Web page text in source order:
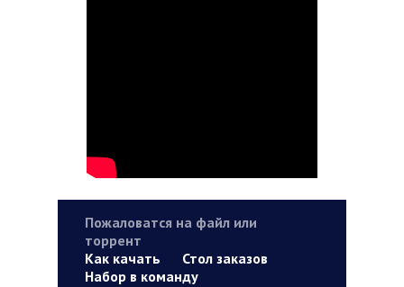
Пожаловатся на файл или
торрент
Как качать
Стол заказов
Набор в команду